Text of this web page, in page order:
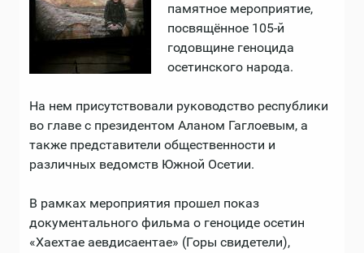
памятное мероприятие,
посвящённое 105-й
годовщине геноцида
осетинского народа.
На нем присутствовали руководство республики
во главе с президентом Аланом Гаглоевым, а
также представители общественности и
различных ведомств Южной Осетии.
В рамках мероприятия прошел показ
документального фильма о геноциде осетин
«Хаехтае аевдисаентае» (Горы свидетели),